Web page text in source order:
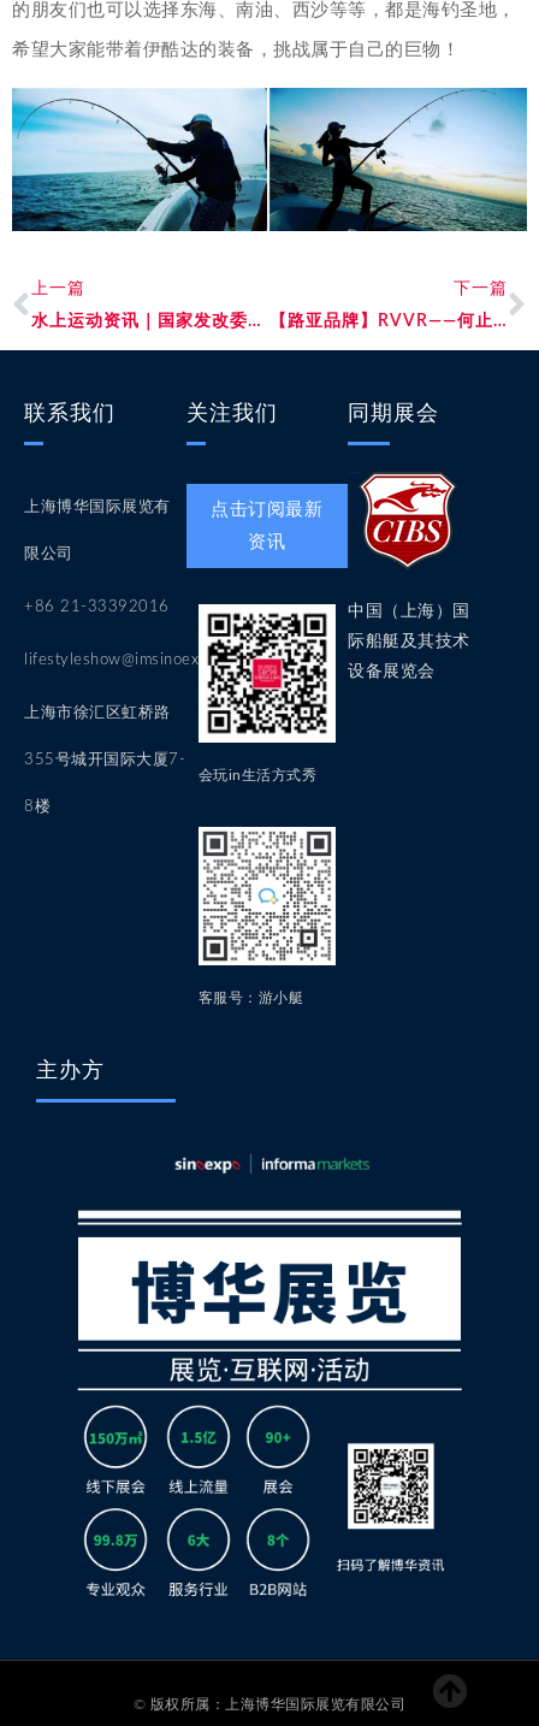
的朋友们也可以选择东海、南油、西沙等等，都是海钓圣地，
希望大家能带着伊酷达的装备，挑战属于自己的巨物！
上一篇
水上运动资讯｜国家发改委：积极布局自驾营地、水上运动等设施建设；三亚规定水上旅游服务项目应明码标价；广东试点项目投入超百亿元…
下一篇
【路亚品牌】RVVR——何止专业，颜值更在线！这些时尚单品你get了吗？
联系我们
上海博华国际展览有
限公司
+86 21-33392016
lifestyleshow@imsinoexpo.com
上海市徐汇区虹桥路
355号城开国际大厦7-
8楼
关注我们
点击订阅最新
资讯
会玩in生活方式秀
客服号：游小艇
同期展会
中国（上海）国
际船艇及其技术
设备展览会
主办方
© 版权所属：上海博华国际展览有限公司